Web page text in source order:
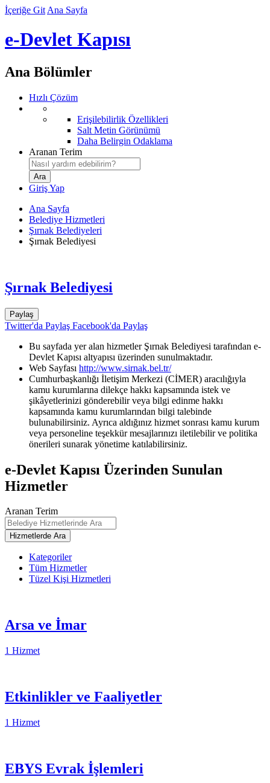
İçeriğe Git Ana Sayfa
e-Devlet Kapısı
Ana Bölümler
Hızlı Çözüm
Erişilebilirlik Özellikleri
Salt Metin Görünümü
Daha Belirgin Odaklama
Aranan Terim
Giriş Yap
Ana Sayfa
Belediye Hizmetleri
Şırnak Belediyeleri
Şırnak Belediyesi
Şırnak Belediyesi
Paylaş
Twitter'da Paylaş Facebook'da Paylaş
Bu sayfada yer alan hizmetler Şırnak Belediyesi tarafından e-
Devlet Kapısı altyapısı üzerinden sunulmaktadır.
Web Sayfası http://www.sirnak.bel.tr/
Cumhurbaşkanlığı İletişim Merkezi (CİMER) aracılığıyla
kamu kurumlarına dilekçe hakkı kapsamında istek ve
şikâyetlerinizi gönderebilir veya bilgi edinme hakkı
kapsamında kamu kurumlarından bilgi talebinde
bulunabilirsiniz. Ayrıca aldığınız hizmet sonrası kamu kurum
veya personeline teşekkür mesajlarınızı iletilebilir ve politika
önerileri sunarak yönetime katılabilirsiniz.
e-Devlet Kapısı Üzerinden Sunulan
Hizmetler
Aranan Terim
Kategoriler
Tüm Hizmetler
Tüzel Kişi Hizmetleri
Arsa ve İmar
1 Hizmet
Etkinlikler ve Faaliyetler
1 Hizmet
EBYS Evrak İşlemleri